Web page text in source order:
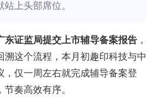
上头部席位。
东证监局提交上市辅导备案报告 ，
溯这个流程，本月初趣印科技与中
，仅一周左右就完成辅导备案登
奏高效有序。